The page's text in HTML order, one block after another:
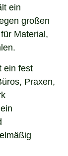
ein
großen
Material,
ein fest
Praxen,